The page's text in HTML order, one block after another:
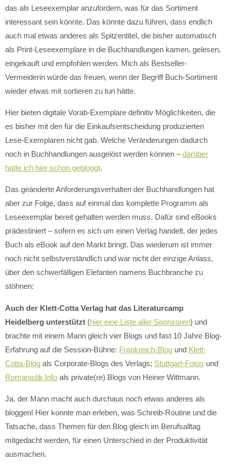
das als Leseexemplar anzufordern, was für das Sortiment
interessant sein könnte. Das könnte dazu führen, dass endlich
auch mal etwas anderes als Spitzentitel, die bisher automatisch
als Print-Leseexemplare in die Buchhandlungen kamen, gelesen,
eingekauft und empfohlen werden. Mich als Bestseller-
Vermeiderin würde das freuen, wenn der Begriff Buch-Sortiment
wieder etwas mit sortieren zu tun hätte.
Hier bieten digitale Vorab-Exemplare definitiv Möglichkeiten, die
es bisher mit den für die Einkaufsentscheidung produzierten
Lese-Exemplaren nicht gab. Welche Veränderungen dadurch
noch in Buchhandlungen ausgelöst werden können –darüber
hatte ich hier schon gebloggt.
Das geänderte Anforderungsverhalten der Buchhandlungen hat
aber zur Folge, dass auf einmal das komplette Programm als
Leseexemplar bereit gehalten werden muss. Dafür sind eBooks
prädestiniert – sofern es sich um einen Verlag handelt, der jedes
Buch als eBook auf den Markt bringt. Das wiederum ist immer
noch nicht selbstverständlich und war nicht der einzige Anlass,
über den schwerfälligen Elefanten namens Buchbranche zu
stöhnen:
Auch der Klett-Cotta Verlag hat das Literaturcamp
Heidelberg unterstützt (hier eine Liste aller Sponsoren) und
brachte mit einem Mann gleich vier Blogs und fast 10 Jahre Blog-
Erfahrung auf die Session-Bühne: Frankreich-Blog und Klett-
Cotta-Blog als Corporate-Blogs des Verlags; Stuttgart-Fotos und
Romanistik Info als private(re) Blogs von Heiner Wittmann.
Ja, der Mann macht auch durchaus noch etwas anderes als
bloggen! Hier konnte man erleben, was Schreib-Routine und die
Tatsache, dass Themen für den Blog gleich im Berufsalltag
mitgedacht werden, für einen Unterschied in der Produktivität
ausmachen.